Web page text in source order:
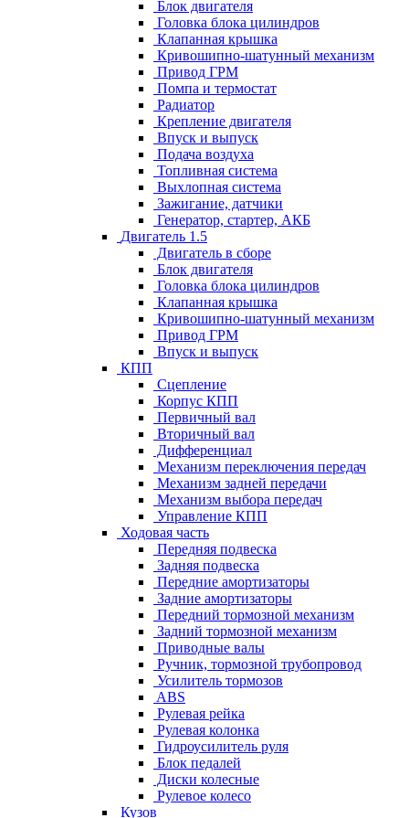
Блок двигателя
Головка блока цилиндров
Клапанная крышка
Кривошипно-шатунный механизм
Привод ГРМ
Помпа и термостат
Радиатор
Крепление двигателя
Впуск и выпуск
Подача воздуха
Топливная система
Выхлопная система
Зажигание, датчики
Генератор, стартер, АКБ
Двигатель 1.5
Двигатель в сборе
Блок двигателя
Головка блока цилиндров
Клапанная крышка
Кривошипно-шатунный механизм
Привод ГРМ
Впуск и выпуск
КПП
Сцепление
Корпус КПП
Первичный вал
Вторичный вал
Дифференциал
Механизм переключения передач
Механизм задней передачи
Механизм выбора передач
Управление КПП
Ходовая часть
Передняя подвеска
Задняя подвеска
Передние амортизаторы
Задние амортизаторы
Передний тормозной механизм
Задний тормозной механизм
Приводные валы
Ручник, тормозной трубопровод
Усилитель тормозов
ABS
Рулевая рейка
Рулевая колонка
Гидроусилитель руля
Блок педалей
Диски колесные
Рулевое колесо
Кузов